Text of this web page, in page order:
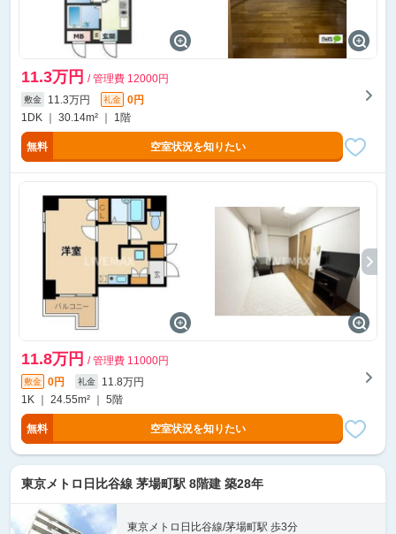
11.3万円 / 管理費 12000円
敷金 11.3万円 礼金
0円
1DK ｜ 30.14m² ｜ 1階
無料 空室状況を知りたい
11.8万円 / 管理費 11000円
敷金 0円 礼金
11.8万円
1K ｜ 24.55m² ｜ 5階
無料 空室状況を知りたい
東京メトロ日比谷線 茅場町駅 8階建 築28年
東京メトロ日比谷線/茅場町駅 歩3分